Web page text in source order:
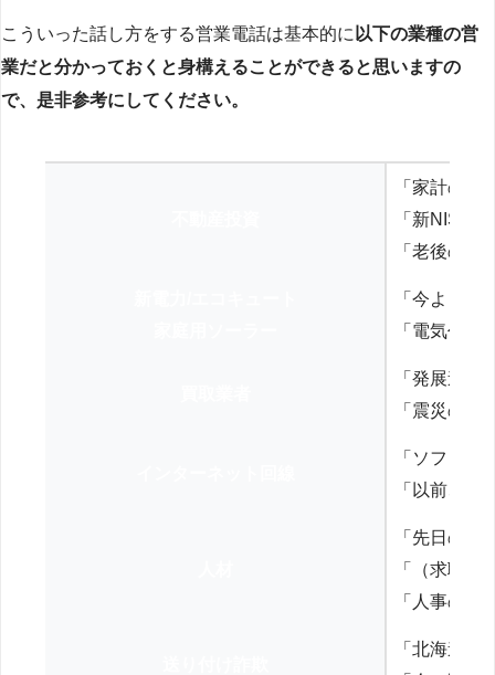
こういった話し方をする営業電話は基本的に 以下の業種の営
業だと分かっておくと身構えることができると思いますの
で、是非参考にしてください。
「家計の見
「新NISA
「老後の
「今より
「電気代を
「発展途
「震災の
「ソフト
「以前、
「先日の
「（求職
「人事の方
「北海道